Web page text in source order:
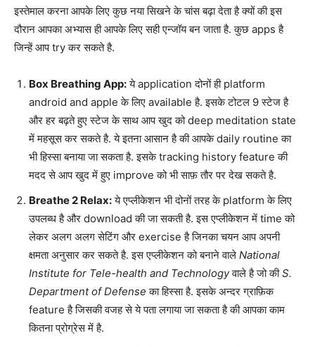
इस्तेमाल करना आपके लिए कुछ नया सिखने के चांस बढ़ा देता है क्यों की इस
दौरान आपका अभ्यास ही आपके लिए सही एन्जॉय बन जाता है. कुछ apps है
जिन्हें आप try कर सकते है.
Box Breathing App:ये application दोनों ही platform
android and apple के लिए available है. इसके टोटल 9 स्टेज है
और हर बढ़ते हुए स्टेज के साथ आप खुद को deep meditation state
में महसूस कर सकते है. ये इतना आसान है की आपके daily routine का
भी हिस्सा बनाया जा सकता है. इसके tracking history feature की
मदद से आप खुद में हुए improve को भी साफ़ तौर पर देख सकते है.
Breathe 2 Relax:ये एप्लीकेशन भी दोनों तरह के platform के लिए
उपलब्ध है और download की जा सकती है. इस एप्लीकेशन में time को
लेकर अलग अलग सेटिंग और exercise है जिनका चयन आप अपनी
क्षमता अनुसार कर सकते है. इस एप्लीकेशन को बनाने वाले National
Institute for Tele-health and Technologyवाले है जो कीS.
Department of Defense का हिस्सा है. इसके अन्दर ग्राफ़िक
feature है जिसकी वजह से ये पता लगाया जा सकता है की आपका काम
कितना प्रोग्रेस में है.